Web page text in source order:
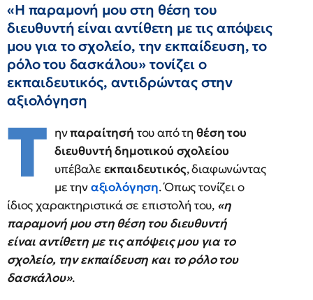
«Η παραμονή μου στη θέση του
διευθυντή είναι αντίθετη με τις απόψεις
μου για το σχολείο, την εκπαίδευση, το
ρόλο του δασκάλου» τονίζει ο
εκπαιδευτικός, αντιδρώντας στην
αξιολόγηση
Τ ηνπαραίτησή του από τηθέση του
διευθυντή δημοτικού σχολείου
υπέβαλε εκπαιδευτικός, διαφωνώντας
με τηναξιολόγηση. Όπως τονίζει ο
ίδιος χαρακτηριστικά σε επιστολή του, «η
παραμονή μου στη θέση του διευθυντή
είναι αντίθετη με τις απόψεις μου για το
σχολείο, την εκπαίδευση και το ρόλο του
δασκάλου».